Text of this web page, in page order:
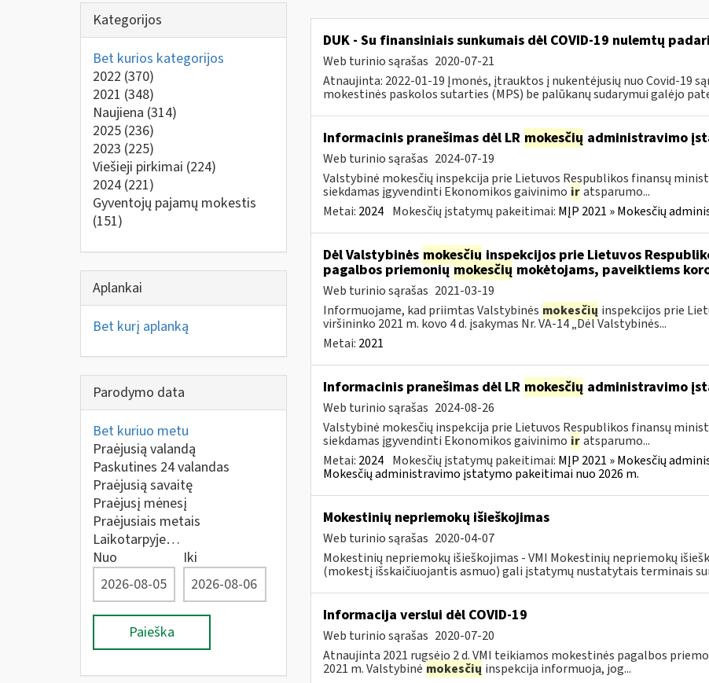
Kategorijos
Bet kurios kategorijos
2022 (370)
2021 (348)
Naujiena (314)
2025 (236)
2023 (225)
Viešieji pirkimai (224)
2024 (221)
Gyventojų pajamų mokestis
(151)
Aplankai
Bet kurį aplanką
Parodymo data
Bet kuriuo metu
Praėjusią valandą
Paskutines 24 valandas
Praėjusią savaitę
Praėjusį mėnesį
Praėjusiais metais
Laikotarpyje…
Nuo
Iki
Paieška
DUK - Su finansiniais sunkumais dėl COVID-19 nulemtų
Web turinio sąrašas 2020-07-21
Atnaujinta: 2022-01-19 Įmonės, įtrauktos į nukentėjusių nuo Covid-19
mokestinės paskolos sutarties (MPS) be palūkanų sudarymui galėjo
Informacinis pranešimas dėl LR mokesčių administravimo
Web turinio sąrašas 2024-07-19
Valstybinė mokesčių inspekcija prie Lietuvos Respublikos finansų
siekdamas įgyvendinti Ekonomikos gaivinimo ir atsparumo...
Metai: 2024 Mokesčių įstatymų pakeitimai: MĮP 2021 » Mokesčių
Dėl Valstybinės mokesčiųinspekcijos prie Lietuvos
pagalbos priemoniųmokesčių mokėtojams, paveiktiems
Web turinio sąrašas 2021-03-19
Informuojame, kad priimtas Valstybinės mokesčių inspekcijos prie
viršininko 2021 m. kovo 4 d. įsakymas Nr. VA-14 „Dėl Valstybinės...
Metai: 2021
Informacinis pranešimas dėl LR mokesčių administravimo
Web turinio sąrašas 2024-08-26
Valstybinė mokesčių inspekcija prie Lietuvos Respublikos finansų
siekdamas įgyvendinti Ekonomikos gaivinimo ir atsparumo...
Metai: 2024 Mokesčių įstatymų pakeitimai: MĮP 2021 » Mokesčių
Mokesčių administravimo įstatymo pakeitimai nuo 2026 m.
Mokestinių nepriemokų išieškojimas
Web turinio sąrašas 2020-04-07
Mokestinių nepriemokų išieškojimas - VMI Mokestinių nepriemokų
(mokestį išskaičiuojantis asmuo) gali įstatymų nustatytais terminais
Informacija verslui dėl COVID-19
Web turinio sąrašas 2020-07-20
Atnaujinta 2021 rugsėjo 2 d. VMI teikiamos mokestinės pagalbos
2021 m. Valstybinė mokesčių inspekcija informuoja, jog...